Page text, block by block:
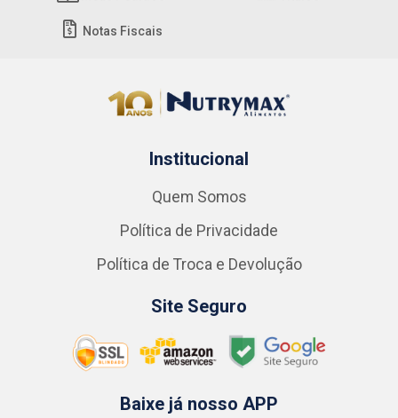
Notas Fiscais
Institucional
Quem Somos
Política de Privacidade
Política de Troca e Devolução
Site Seguro
Baixe já nosso APP